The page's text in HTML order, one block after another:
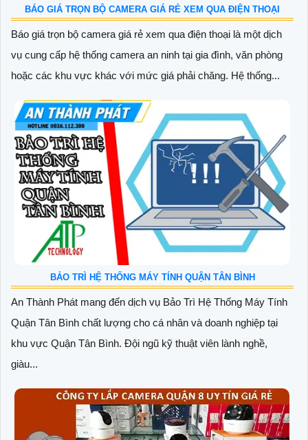
BÁO GIÁ TRỌN BỘ CAMERA GIÁ RẺ XEM QUA ĐIỆN THOẠI
Báo giá trọn bộ camera giá rẻ xem qua điện thoại là một dịch
vụ cung cấp hệ thống camera an ninh tại gia đình, văn phòng
hoặc các khu vực khác với mức giá phải chăng. Hệ thống...
BẢO TRÌ HỆ THỐNG MÁY TÍNH QUẬN TÂN BÌNH
An Thành Phát mang đến dịch vụ Bảo Trì Hệ Thống Máy Tính
Quận Tân Bình chất lượng cho cá nhân và doanh nghiệp tại
khu vực Quận Tân Bình. Đội ngũ kỹ thuật viên lành nghề,
giàu...